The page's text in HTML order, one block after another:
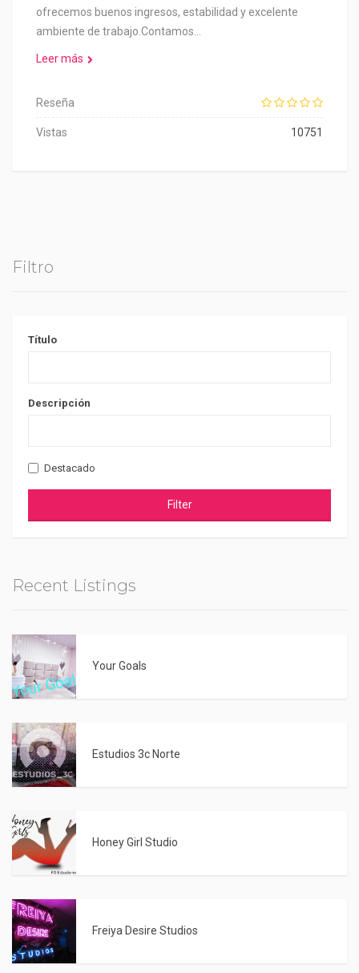
ofrecemos buenos ingresos, estabilidad y excelente
ambiente de trabajo.Contamos…
Leer más
Reseña
Vistas 10751
Filtro
Título
Descripción
Destacado
Filter
Recent Listings
Your Goals
Estudios 3c Norte
Honey Girl Studio
Freiya Desire Studios